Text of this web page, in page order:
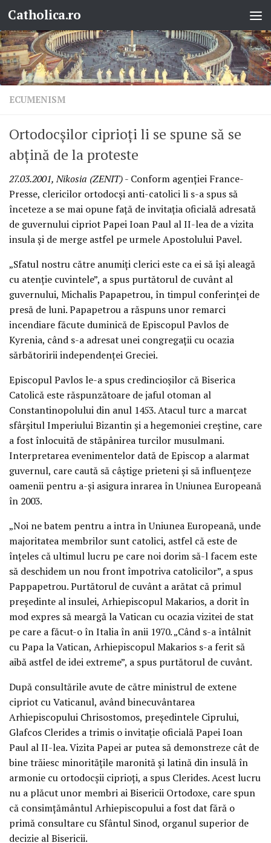
Skip to content
Catholica.ro
ECUMENISM
Ortodocşilor ciprioţi li se spune să se
abţină de la proteste
27.03.2001, Nikosia (ZENIT)- Conform agenţiei France-
Presse, clericilor ortodocşi anti-catolici li s-a spus să
înceteze a se mai opune faţă de invitaţia oficială adresată
de guvernului cipriot Papei Ioan Paul al II-lea de a vizita
insula şi de merge astfel pe urmele Apostolului Pavel.
„Sfatul nostru către anumiţi clerici este ca ei să îşi aleagă
cu atenţie cuvintele”, a spus purtătorul de cuvânt al
guvernului, Michalis Papapetrou, în timpul conferinţei de
presă de luni. Papapetrou a răspuns unor remarci
incendiare făcute duminică de Episcopul Pavlos de
Kyrenia, când s-a adresat unei congregaţii cu ocazia
sărbătoririi independenţei Greciei.
Episcopul Pavlos le-a spus credincioşilor că Biserica
Catolică este răspunzătoare de jaful otoman al
Constantinopolului din anul 1453. Atacul turc a marcat
sfârşitul Imperiului Bizantin şi a hegemoniei creştine, care
a fost înlocuită de stăpânirea turcilor musulmani.
Interpretarea evenimentelor dată de Episcop a alarmat
guvernul, care caută să câştige prieteni şi să influenţeze
oamenii pentru a-şi asigura inrarea în Uniunea Europeană
în 2003.
„Noi ne batem pentru a intra în Uniunea Europeană, unde
majoritatea membrilor sunt catolici, astfel că este de
înţeles că ultimul lucru pe care noi dorim să-l facem este
să deschidem un nou front împotriva catolicilor”, a spus
Pappapetrou. Purtătorul de cuvânt a arătat că primul
preşedinte al insulei, Arhiepiscopul Makarios, a dorit în
mod expres să meargă la Vatican cu ocazia vizitei de stat
pe care a făcut-o în Italia în anii 1970. „Când s-a întâlnit
cu Papa la Vatican, Arhiepiscopul Makarios s-a ferit să
aibă astfel de idei extreme”, a spus purtătorul de cuvânt.
După consultările avute de către ministrul de extene
cipriot cu Vaticanul, având binecuvântarea
Arhiepiscopului Chrisostomos, preşedintele Ciprului,
Glafcos Clerides a trimis o invitaţie oficială Papei Ioan
Paul al II-lea. Vizita Papei ar putea să demonstreze cât de
bine trăiesc minorităţile maronită şi latină din insulă în
armonie cu ortodocşii ciprioţi, a spus Clerides. Acest lucru
nu a plăcut unor membri ai Bisericii Ortodoxe, care spun
că consimţământul Arhiepiscopului a fost dat fără o
primă consultare cu Sfântul Sinod, organul superior de
decizie al Bisericii.